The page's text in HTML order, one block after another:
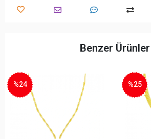
Benzer Ürünler
%24 %25